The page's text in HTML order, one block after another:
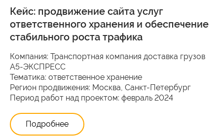
Кейс: продвижение сайта услуг
ответственного хранения и обеспечение
стабильного роста трафика
Компания: Транспортная компания доставка грузов
А5-ЭКСПРЕСС
Тематика: ответственное хранение
Регион продвижения: Москва, Санкт-Петербург
Период работ над проектом: февраль 2024
Подробнее